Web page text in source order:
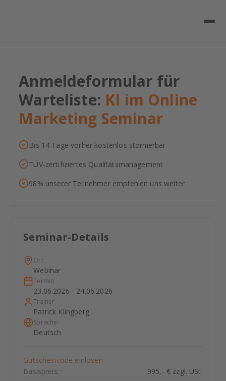
Anmeldeformular für
Warteliste: KI im Online
Marketing Seminar
Bis 14 Tage vorher kostenlos stornierbar
TÜV-zertifiziertes Qualitätsmanagement
98% unserer Teilnehmer empfehlen uns weiter
Seminar-Details
Ort
Webinar
Termin
23.06.2026 - 24.06.2026
Trainer
Patrick Klingberg
Sprache
Deutsch
Gutscheincode einlösen
Basispreis:
995,- € zzgl. USt.